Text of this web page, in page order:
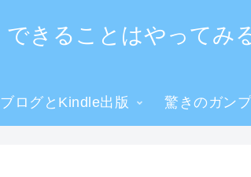
できることはやってみ
ブログとKindle出版 驚きのガン